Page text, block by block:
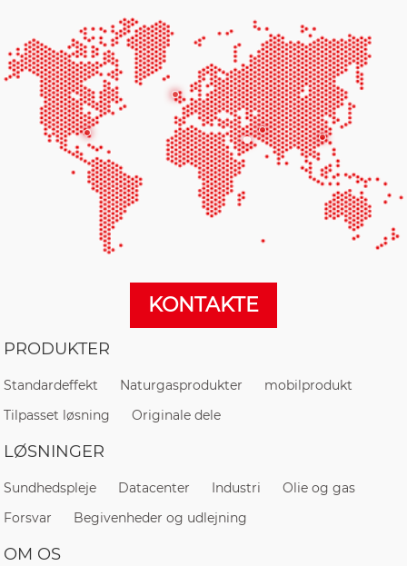
KONTAKTE
PRODUKTER
Standardeffekt Naturgasprodukter
mobilprodukt
Tilpasset løsning
Originale dele
LØSNINGER
Sundhedspleje Datacenter Industri
Olie og gas
Forsvar
Begivenheder og udlejning
OM OS